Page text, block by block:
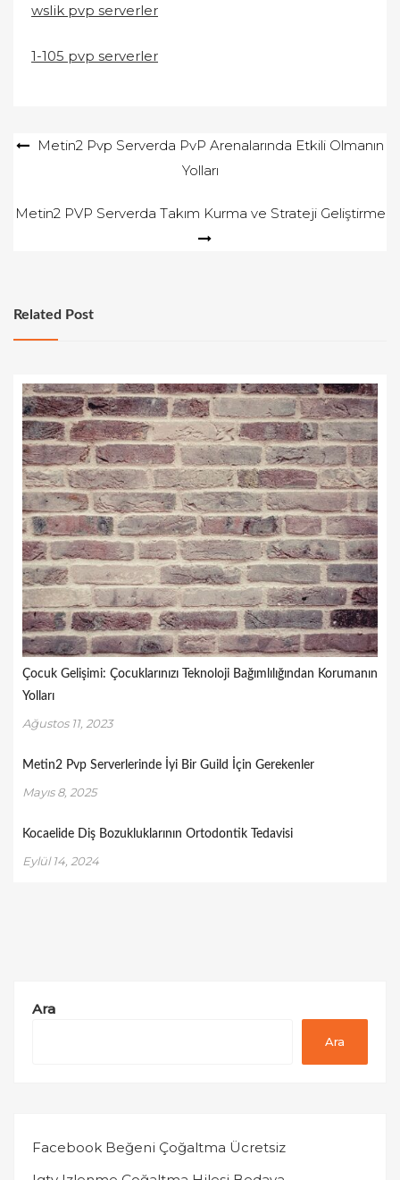
wslik pvp serverler
1-105 pvp serverler
YazıMetin2 Pvp Serverda PvP Arenalarında Etkili Olmanın
Yolları
Metin2 PVP Serverda Takım Kurma ve Strateji Geliştirme
Related Post
Çocuk Gelişimi: Çocuklarınızı Teknoloji Bağımlılığından Korumanın
Yolları
Ağustos 11, 2023
Metin2 Pvp Serverlerinde İyi Bir Guild İçin Gerekenler
Mayıs 8, 2025
Kocaelide Diş Bozukluklarının Ortodontik Tedavisi
Eylül 14, 2024
Ara
Ara
Facebook Beğeni Çoğaltma Ücretsiz